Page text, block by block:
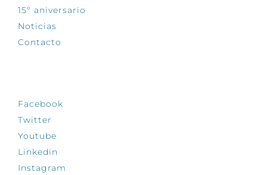
15º aniversario
Noticias
Contacto
Facebook
Twitter
Youtube
Linkedin
Instagram